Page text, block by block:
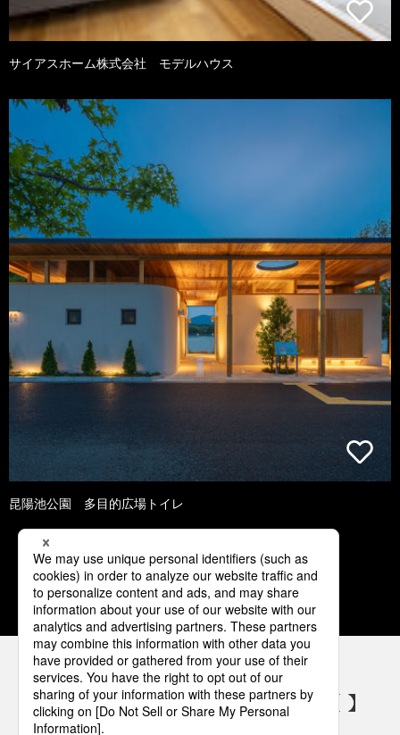
サイアスホーム株式会社 モデルハウス
昆陽池公園 多目的広場トイレ
1 2 3 4 5
パナソニックの電気設備 SNSアカウント